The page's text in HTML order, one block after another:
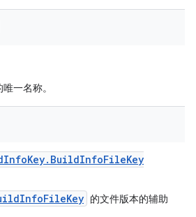
一名称。
InfoKey. BuildInfoFileKey
的文件版本的辅助